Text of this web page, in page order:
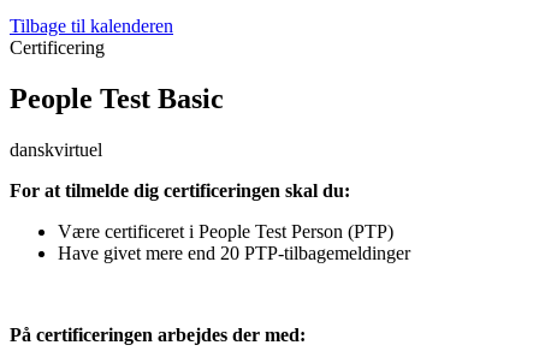
Tilbage til kalenderen
Certificering
People Test Basic
danskvirtuel
For at tilmelde dig certificeringen skal du:
Være certificeret i People Test Person (PTP)
Have givet mere end 20 PTP-tilbagemeldinger
På certificeringen arbejdes der med: